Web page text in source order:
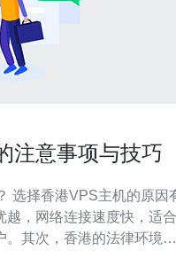
注意事项与技巧
选择香港VPS主机的原因
越，网络连接速度快，适合
其次，香港的法律环境相